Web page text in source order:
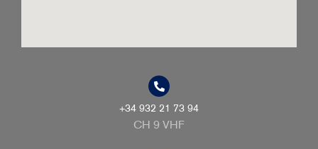
+34 932 21 73 94
CH 9 VHF